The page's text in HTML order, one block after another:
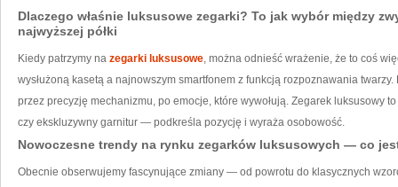
Dlaczego właśnie luksusowe zegarki? To jak wybór między
najwyższej półki
Kiedy patrzymy na zegarki luksusowe, można odnieść wrażenie, że to coś
wysłużoną kasetą a najnowszym smartfonem z funkcją rozpoznawania
przez precyzję mechanizmu, po emocje, które wywołują. Zegarek luksusowy
czy ekskluzywny garnitur — podkreśla pozycję i wyraża osobowość.
Nowoczesne trendy na rynku zegarków luksusowych — co
Obecnie obserwujemy fascynujące zmiany — od powrotu do klasycznych